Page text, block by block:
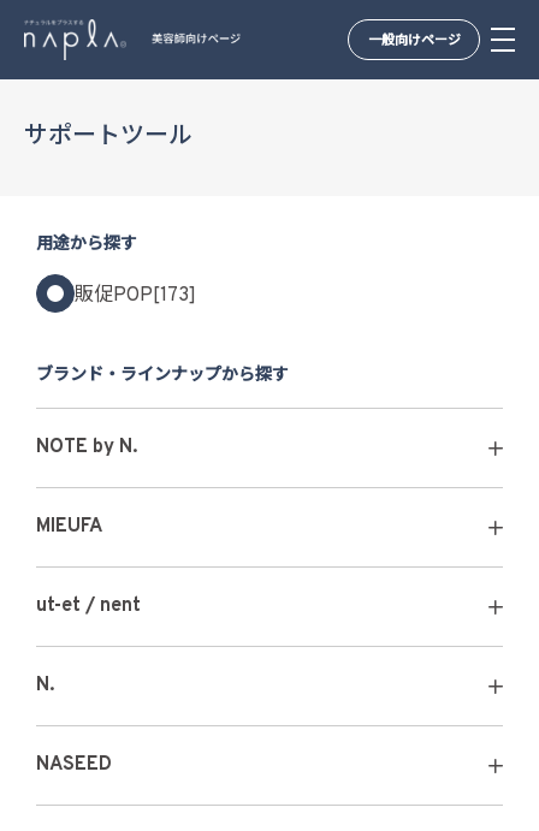
一般向けページ
サポートツール
用途から探す
販促POP[173]
ブランド・ラインナップから探す
NOTE by N.
MIEUFA
ut-et / nent
N.
NASEED